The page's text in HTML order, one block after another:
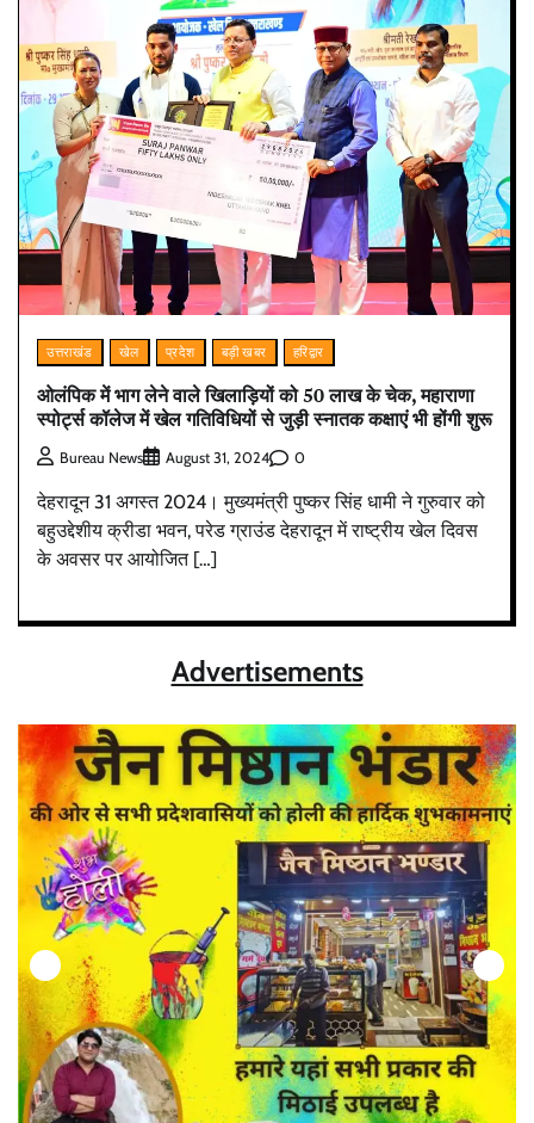
उत्तराखंड खेल प्रदेश बड़ी खबर हरिद्वार
ओलंपिक में भाग लेने वाले खिलाड़ियों को 50 लाख के चेक, महाराणा
स्पोर्ट्स कॉलेज में खेल गतिविधियों से जुड़ी स्नातक कक्षाएं भी होंगी शुरू
Bureau News August 31, 2024 0
देहरादून 31 अगस्त 2024। मुख्यमंत्री पुष्कर सिंह धामी ने गुरुवार को
बहुउद्देशीय क्रीडा भवन, परेड ग्राउंड देहरादून में राष्ट्रीय खेल दिवस
के अवसर पर आयोजित […]
Advertisements